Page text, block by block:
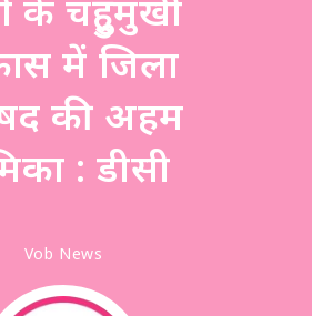
के चहुुंमुखी
में जिला
की अहम
: डीसी
Vob News